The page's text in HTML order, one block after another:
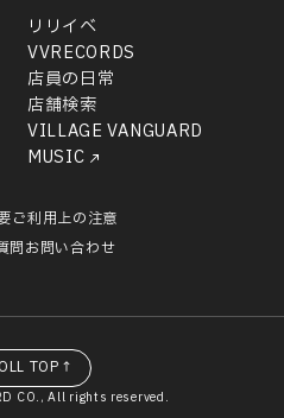
リリイベ
VVRECORDS
店員の日常
店舗検索
VILLAGE VANGUARD
MUSIC
ご利用上の注意
問お問い合わせ
CO., All rights reserved.
TOP↑